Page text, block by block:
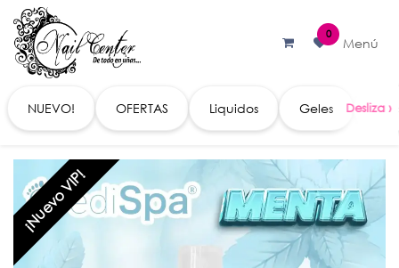
Ir al contenido
0
Menú
NUEVO! OFERTAS Liquidos Geles
¡Nuevo VIP!